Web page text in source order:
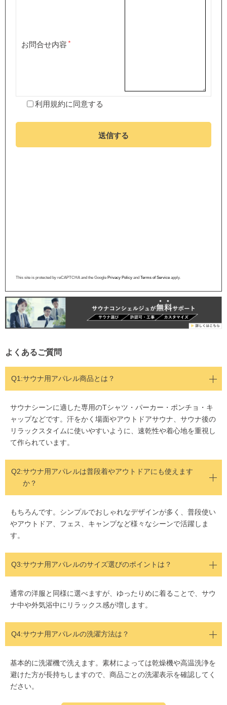
お問合せ内容
利用規約に同意する
送信する
This site is protected by reCAPTCHA and the Google Privacy Policy and Terms of Service apply.
よくあるご質問
Q1:サウナ用アパレル商品とは？
サウナシーンに適した専用のTシャツ・パーカー・ポンチョ・キ
ャップなどです。汗をかく場面やアウトドアサウナ、サウナ後の
リラックスタイムに使いやすいように、速乾性や着心地を重視し
て作られています。
Q2:サウナ用アパレルは普段着やアウトドアにも使えます
か？
もちろんです。シンプルでおしゃれなデザインが多く、普段使い
やアウトドア、フェス、キャンプなど様々なシーンで活躍しま
す。
Q3:サウナ用アパレルのサイズ選びのポイントは？
通常の洋服と同様に選べますが、ゆったりめに着ることで、サウ
ナ中や外気浴中にリラックス感が増します。
Q4:サウナ用アパレルの洗濯方法は？
基本的に洗濯機で洗えます。素材によっては乾燥機や高温洗浄を
避けた方が長持ちしますので、商品ごとの洗濯表示を確認してく
ださい。